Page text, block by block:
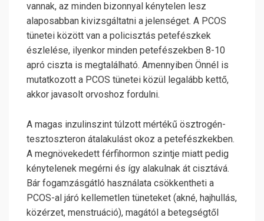
vannak, az minden bizonnyal kénytelen lesz
alaposabban kivizsgáltatni a jelenséget. A PCOS
tünetei között van a policisztás petefészkek
észlelése, ilyenkor minden petefészekben 8-10
apró ciszta is megtalálható. Amennyiben Önnél is
mutatkozott a PCOS tünetei közül legalább kettő,
akkor javasolt orvoshoz fordulni.
A magas inzulinszint túlzott mértékű ösztrogén-
tesztoszteron átalakulást okoz a petefészkekben.
A megnövekedett férfihormon szintje miatt pedig
kénytelenek megérni és így alakulnak át cisztává.
Bár fogamzásgátló használata csökkentheti a
PCOS-al járó kellemetlen tüneteket (akné, hajhullás,
közérzet, menstruáció), magától a betegségtől